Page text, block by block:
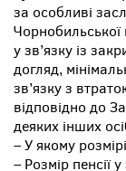
за особливі
у зв’язку із
догляд,
зв’язку з
відповідно до
деяких інших
– У якому
– Розмір пенсії